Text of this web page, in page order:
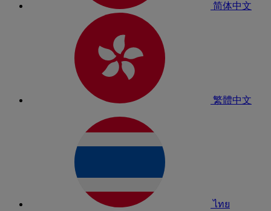
简体中文
繁體中文
ไทย